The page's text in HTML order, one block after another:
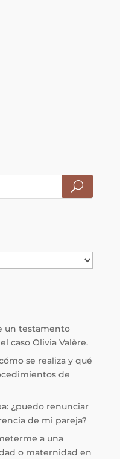
un testamento
caso Olivia Valère.
se realiza y qué
de
¿puedo renunciar
de mi pareja?
a una
o maternidad en